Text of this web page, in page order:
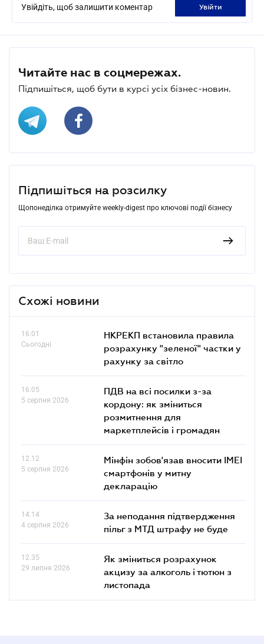
Увійдіть, щоб залишити коментар увійти
Читайте нас в соцмережах.
Підпишіться, щоб бути в курсі усіх бізнес-новин.
Підпишіться на розсилку
Щопонеділка отримуйте weekly-digest про ключові події бізнесу
Схожі новини
16.01
Сьогодні
НКРЕКП встановила правила
розрахунку "зеленої" частки у
рахунку за світло
16.05
5 серпня 2026
ПДВ на всі посилки з-за
кордону: як зміниться
розмитнення для
маркетплейсів і громадян
12.12
5 серпня 2026
Мінфін зобов'язав вносити IMEI
смартфонів у митну
декларацію
14.14
4 серпня 2026
За неподання підтвердження
пільг з МТД штрафу не буде
12.35
29 липня 2026
Як зміниться розрахунок
акцизу за алкоголь і тютюн з
листопада